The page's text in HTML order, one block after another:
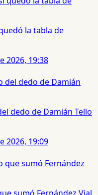
la tabla de
2026, 19:38
dedo de Damián Tello
2026, 19:09